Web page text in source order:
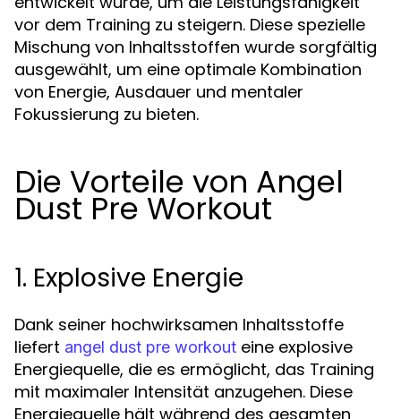
vor dem Training zu steigern. Diese spezielle
Mischung von Inhaltsstoffen wurde sorgfältig
ausgewählt, um eine optimale Kombination
von Energie, Ausdauer und mentaler
Fokussierung zu bieten.
Die Vorteile von Angel
Dust Pre Workout
1. Explosive Energie
Dank seiner hochwirksamen Inhaltsstoffe
liefert angel dust pre workout eine explosive
Energiequelle, die es ermöglicht, das Training
mit maximaler Intensität anzugehen. Diese
Energiequelle hält während des gesamten